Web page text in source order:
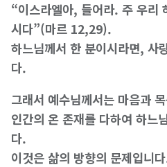
“이스라엘아, 들어라. 주 우리
시다”(마르 12,29).
하느님께서 한 분이시라면, 사
다.
그래서 예수님께서는 마음과
인간의 온 존재를 다하여 하느
다.
이것은 삶의 방향의 문제입니